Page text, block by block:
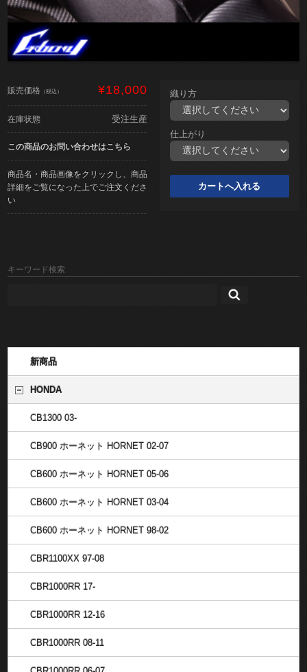
販売価格 （税込） ¥18,000
在庫状態 受注生産
この商品のお問い合わせはこちら
商品名・商品画像をクリックし、商品
詳細をご覧になった上でご注文くださ
い
織り方
仕上がり
キーワード検索
新商品
HONDA
CB1300 03-
CB900 ホーネット HORNET 02-07
CB600 ホーネット HORNET 05-06
CB600 ホーネット HORNET 03-04
CB600 ホーネット HORNET 98-02
CBR1100XX 97-08
CBR1000RR 17-
CBR1000RR 12-16
CBR1000RR 08-11